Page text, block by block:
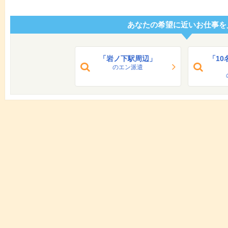
あなたの希望に近いお仕事
「岩ノ下駅周辺」
のエン派遣
「